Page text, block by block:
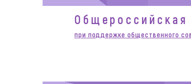
Общероссийская
при поддержке общественного